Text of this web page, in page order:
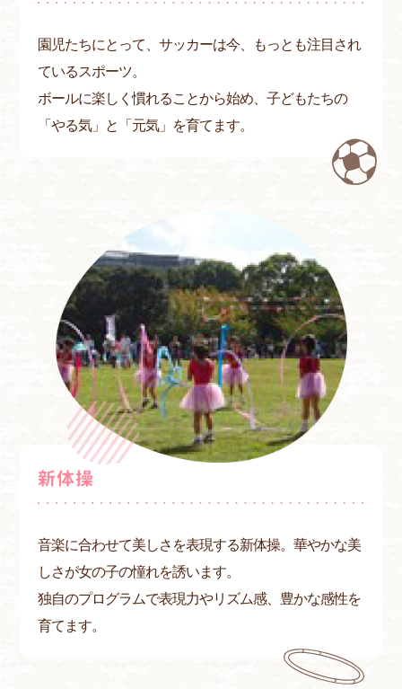
園児たちにとって、サッカーは今、もっとも注目され
ているスポーツ。
ボールに楽しく慣れることから始め、子どもたちの
「やる気」と「元気」を育てます。
新体操
音楽に合わせて美しさを表現する新体操。華やかな美
しさが女の子の憧れを誘います。
独自のプログラムで表現力やリズム感、豊かな感性を
育てます。